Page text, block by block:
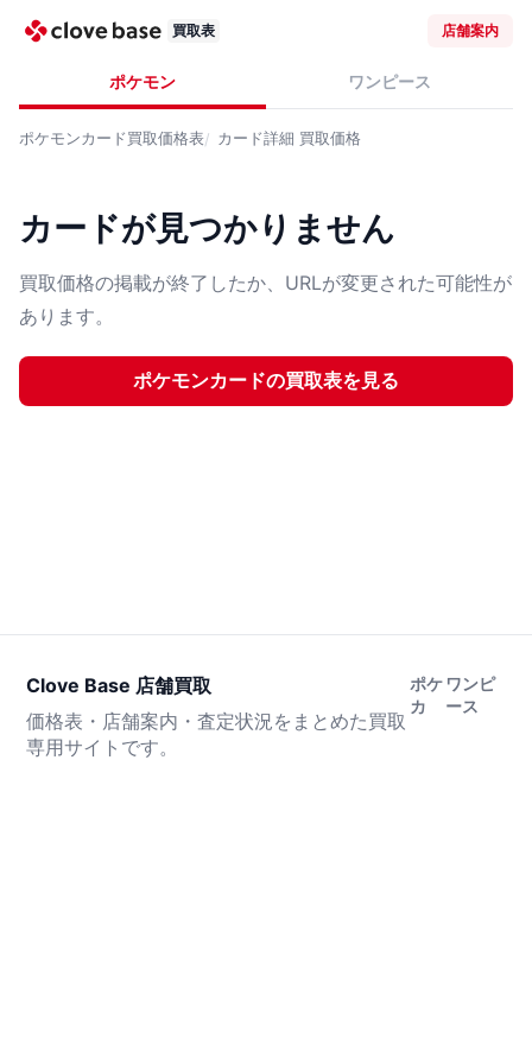
買取表 店舗案内
ポケモン ワンピース
ポケモンカード買取価格表 カード詳細 買取価格
カードが見つかりません
買取価格の掲載が終了したか、URLが変更された可能性が
あります。
ポケモンカードの買取表を見る
Clove Base 店舗買取
価格表・店舗案内・査定状況をまとめた買取
専用サイトです。
ポケ
カ
ワンピ
ース